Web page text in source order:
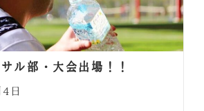
ル部・大会出場！！
日